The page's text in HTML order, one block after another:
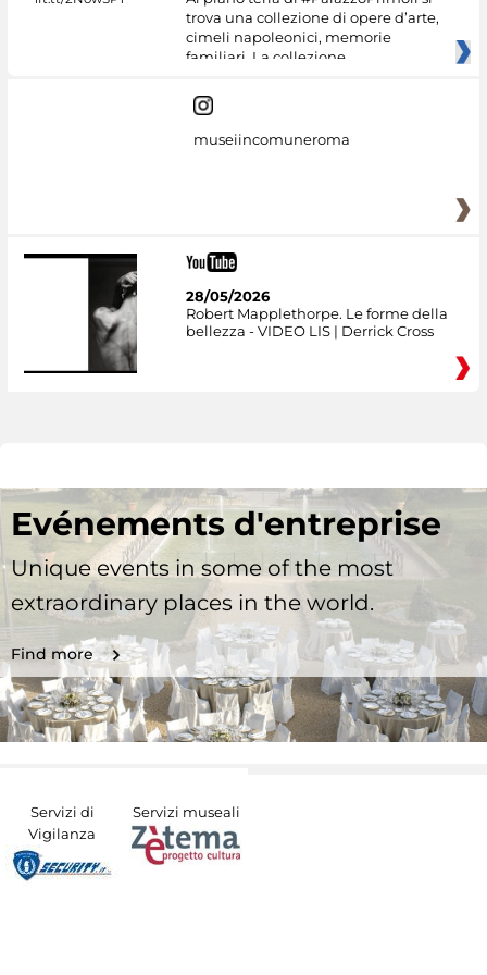
trova una collezione di opere d’arte,
cimeli napoleonici, memorie
familiari. La collezione
museiincomuneroma
28/05/2026
Robert Mapplethorpe. Le forme della
bellezza - VIDEO LIS | Derrick Cross
Evénements d'entreprise
Unique events in some of the most
extraordinary places in the world.
Find more
Servizi di
Vigilanza
Servizi museali